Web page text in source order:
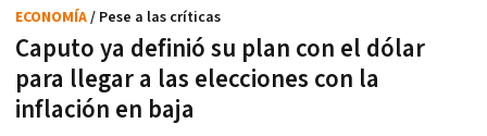
Caputo ya definió su plan con el dólar
para llegar a las elecciones con la
inflación en baja
ECONOMÍA/ Pese a las críticas